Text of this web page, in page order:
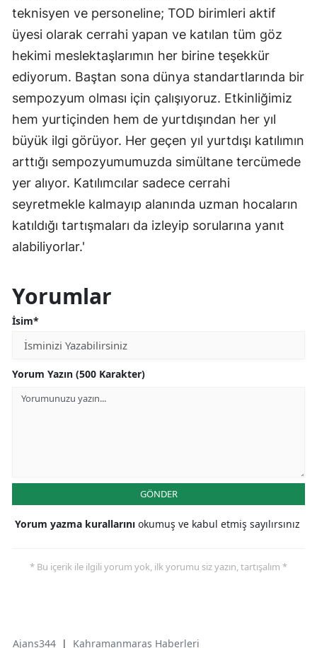
teknisyen ve personeline; TOD birimleri aktif
üyesi olarak cerrahi yapan ve katılan tüm göz
hekimi meslektaşlarımın her birine teşekkür
ediyorum. Baştan sona dünya standartlarında bir
sempozyum olması için çalışıyoruz. Etkinliğimiz
hem yurtiçinden hem de yurtdışından her yıl
büyük ilgi görüyor. Her geçen yıl yurtdışı katılımın
arttığı sempozyumumuzda simültane tercümede
yer alıyor. Katılımcılar sadece cerrahi
seyretmekle kalmayıp alanında uzman hocaların
katıldığı tartışmaları da izleyip sorularına yanıt
alabiliyorlar.'
Yorumlar
İsim*
Yorum Yazın (500 Karakter)
GÖNDER
Yorum yazma kurallarını okumuş ve kabul etmiş sayılırsınız
* Bu içerik ile ilgili yorum yok, ilk yorumu siz yazın, tartışalım *
Ajans344 | Kahramanmaraş Haberleri